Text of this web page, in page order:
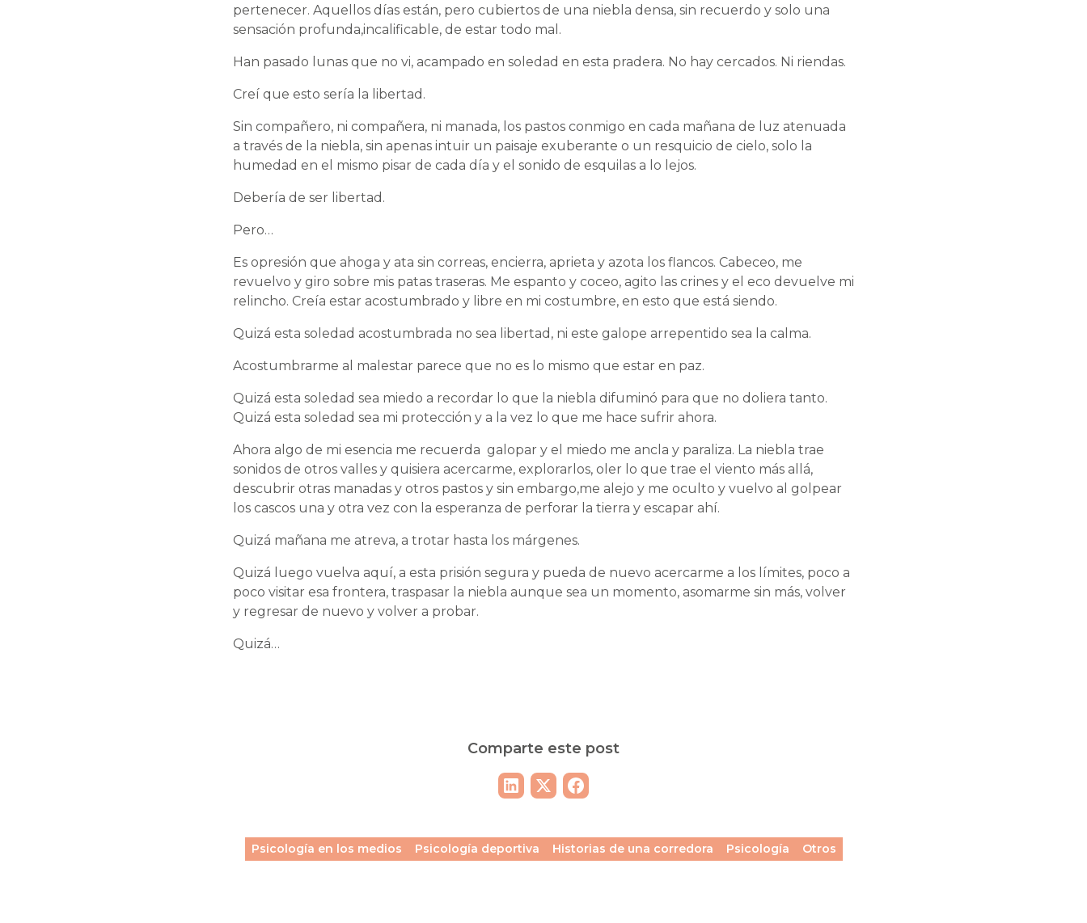
pertenecer. Aquellos días están, pero cubiertos de una niebla densa, sin recuerdo y solo una
sensación profunda,incalificable, de estar todo mal.
Han pasado lunas que no vi, acampado en soledad en esta pradera. No hay cercados. Ni riendas.
Creí que esto sería la libertad.
Sin compañero, ni compañera, ni manada, los pastos conmigo en cada mañana de luz atenuada
a través de la niebla, sin apenas intuir un paisaje exuberante o un resquicio de cielo, solo la
humedad en el mismo pisar de cada día y el sonido de esquilas a lo lejos.
Debería de ser libertad.
Pero…
Es opresión que ahoga y ata sin correas, encierra, aprieta y azota los flancos. Cabeceo, me
revuelvo y giro sobre mis patas traseras. Me espanto y coceo, agito las crines y el eco devuelve mi
relincho. Creía estar acostumbrado y libre en mi costumbre, en esto que está siendo.
Quizá esta soledad acostumbrada no sea libertad, ni este galope arrepentido sea la calma.
Acostumbrarme al malestar parece que no es lo mismo que estar en paz.
Quizá esta soledad sea miedo a recordar lo que la niebla difuminó para que no doliera tanto.
Quizá esta soledad sea mi protección y a la vez lo que me hace sufrir ahora.
Ahora algo de mi esencia me recuerda galopar y el miedo me ancla y paraliza. La niebla trae
sonidos de otros valles y quisiera acercarme, explorarlos, oler lo que trae el viento más allá,
descubrir otras manadas y otros pastos y sin embargo,me alejo y me oculto y vuelvo al golpear
los cascos una y otra vez con la esperanza de perforar la tierra y escapar ahí.
Quizá mañana me atreva, a trotar hasta los márgenes.
Quizá luego vuelva aquí, a esta prisión segura y pueda de nuevo acercarme a los límites, poco a
poco visitar esa frontera, traspasar la niebla aunque sea un momento, asomarme sin más, volver
y regresar de nuevo y volver a probar.
Quizá…
Comparte este post
Psicología en los medios Psicología deportiva Historias de una corredora Psicología Otros